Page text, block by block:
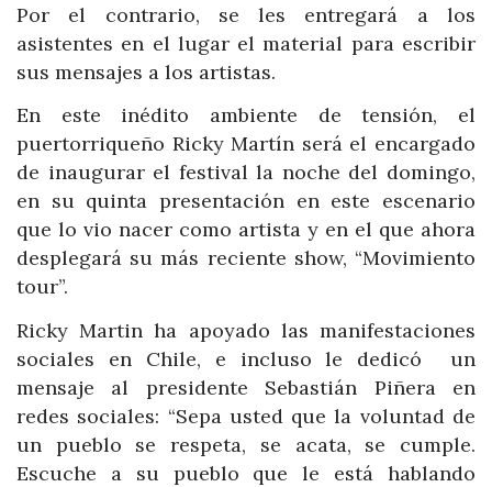
Por el contrario, se les entregará a los
asistentes en el lugar el material para escribir
sus mensajes a los artistas.
En este inédito ambiente de tensión, el
puertorriqueño Ricky Martín será el encargado
de inaugurar el festival la noche del domingo,
en su quinta presentación en este escenario
que lo vio nacer como artista y en el que ahora
desplegará su más reciente show, “Movimiento
tour”.
Ricky Martin ha apoyado las manifestaciones
sociales en Chile, e incluso le dedicó un
mensaje al presidente Sebastián Piñera en
redes sociales: “Sepa usted que la voluntad de
un pueblo se respeta, se acata, se cumple.
Escuche a su pueblo que le está hablando